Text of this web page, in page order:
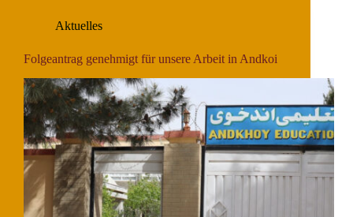
Aktuelles
Folgeantrag genehmigt für unsere Arbeit in Andkoi